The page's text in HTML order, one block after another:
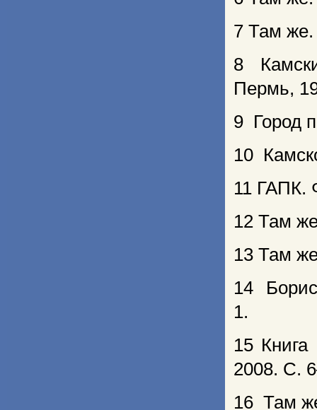
7 Там
8
Пермь,
9 Город
10
11 ГАПК.
12 Там
13 Там
14
1.
15 Книга
2008. С.
16 Там